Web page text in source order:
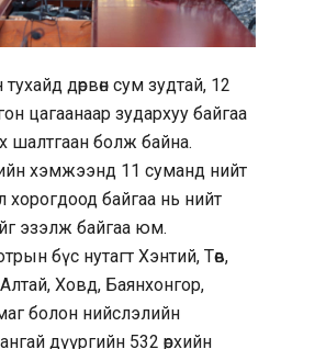
дөрвөн сум зудтай, 12
цагаанаар зудархуу байгаа
шалтгаан болж байна.
хэмжээнд 11 суманд нийт
хорогдоод байгаа нь нийт
эзэлж байгаа юм.
бүс нутагт Хэнтий, Төв,
Ховд, Баянхонгор,
болон нийслэлийн
дүүргийн 532 өрхийн